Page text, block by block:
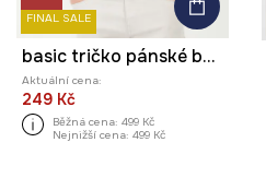
FINAL SALE
basic tričko pánské bavlněné s elastanem
Aktuální cena:
249 Kč
Běžná cena: 499 Kč
Nejnižší cena: 499 Kč